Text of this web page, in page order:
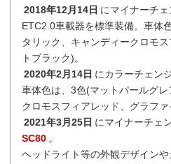
2018年12月14日 にマイナーチェ
ETC2.0車載器を標準装備。車体
タリック、キャンディークロモ
トブラック)。
2020年2月14日 にカラーチェンジ
車体色は、3色(マットパールグ
クロモスフィアレッド、グラファ
2021年3月25日 にマイナーチェン
SC80 。
ヘッドライト等の外観デザイン